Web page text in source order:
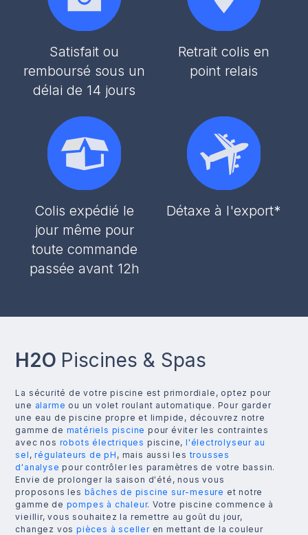
Satisfait ou
remboursé sous un
délai de 14 jours
Retrait colis en
point relais
Colis expédié le
jour même pour
toute commande
passée avant 12h
Détaxe à l'export*
H2O Piscines & Spas
La sécurité de votre piscine est primordiale, optez pour
une alarme ou un volet roulant automatique. Pour garder
une eau de piscine propre et limpide, découvrez notre
gamme de matériels piscine pour éviter les contraintes
avec nos robots électriques piscine, l'électrolyseur au
sel ,régulateurs de pH , mais aussi lestrousses
d'analyse pour contrôler les paramètres de votre bassin.
Envie de prolonger la saison d'été, nous vous
proposons les bâches de piscine sur-mesure et notre
gamme de pompes à chaleur. Votre piscine commence à
vieillir, vous souhaitez la remettre au goût du jour,
changez vos pièces à scelleren mettant de la couleur